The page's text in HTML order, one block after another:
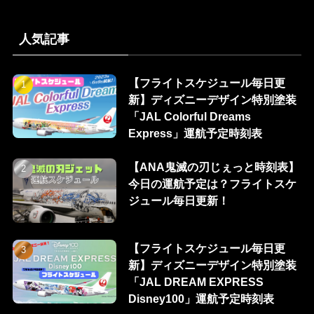
人気記事
【フライトスケジュール毎日更
新】ディズニーデザイン特別塗装
「JAL Colorful Dreams
Express」運航予定時刻表
【ANA鬼滅の刃じぇっと時刻表】
今日の運航予定は？フライトスケ
ジュール毎日更新！
【フライトスケジュール毎日更
新】ディズニーデザイン特別塗装
「JAL DREAM EXPRESS
Disney100」運航予定時刻表